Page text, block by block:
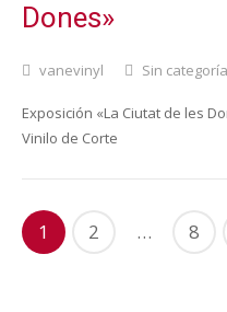
Dones»
vanevinyl Sin categoría
Exposición «La Ciutat de les
Vinilo de Corte
1 2 … 8